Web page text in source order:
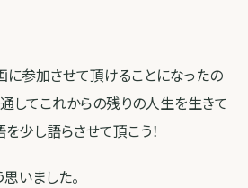
に参加させて頂けることになったの
してこれからの残りの人生を生きて
を少し語らさせて頂こう！
いました。